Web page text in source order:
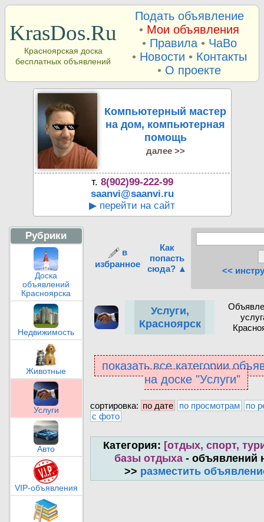
KrasDos.Ru
Красноярская доска
бесплатных объявлений
Подать объявление
• Мои объявления
• Правила• ЧаВо
• Новости • Контакты
• О проекте
Компьютерный мастер
на дом, компьютерная
помощь
далее >>
т. 8(902)99-222-99
saanvi@saanvi.ru
▶ перейти на сайт
Рубрики
Доска
объявлений
Красноярска
Недвижимость
Животные
Услуги
Авто
VIP-объявления
в
избранное
Как
попасть
сюда? ▲
<<
Услуги,
Красноярск
показать все категории
на доске "Услуги"
сортировка: по дате по просмотрам
по
с фото
Категория: [отдых, спорт,
базы отдыха - объявлений
>> разместить